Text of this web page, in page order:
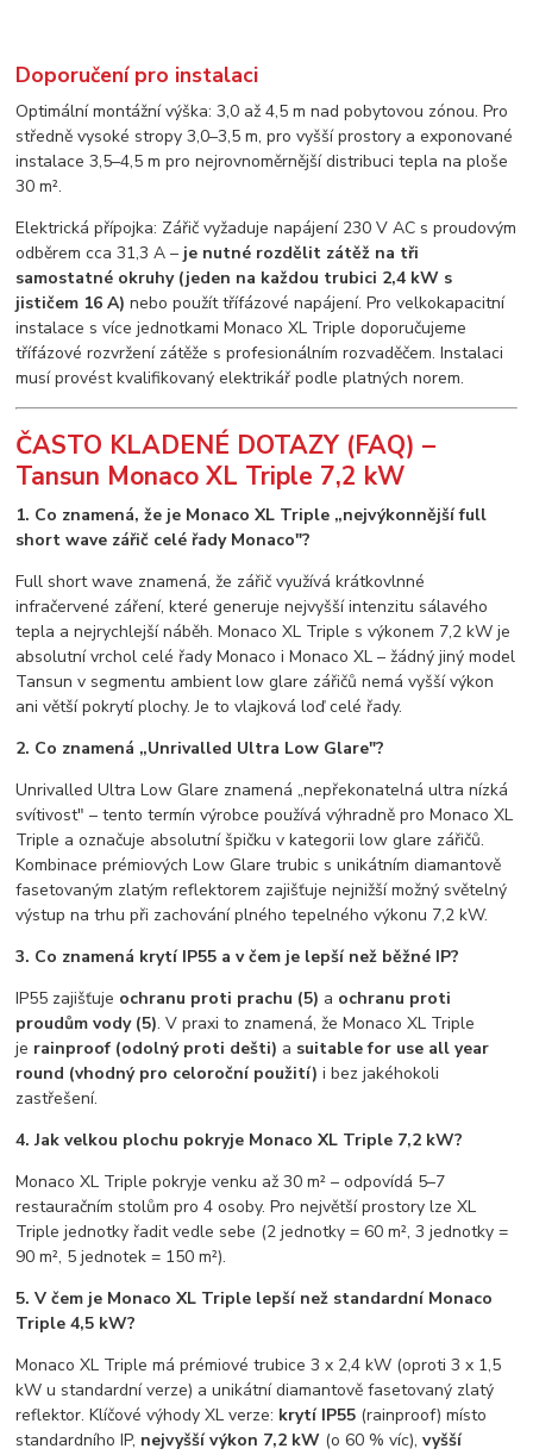
Doporučení pro instalaci
Optimální montážní výška: 3,0 až 4,5 m nad pobytovou zónou. Pro
středně vysoké stropy 3,0–3,5 m, pro vyšší prostory a exponované
instalace 3,5–4,5 m pro nejrovnoměrnější distribuci tepla na ploše
30 m².
Elektrická přípojka: Zářič vyžaduje napájení 230 V AC s proudovým
odběrem cca 31,3 A – je nutné rozdělit zátěž na tři
samostatné okruhy (jeden na každou trubici 2,4 kW s
jističem 16 A) nebo použít třífázové napájení. Pro velkokapacitní
instalace s více jednotkami Monaco XL Triple doporučujeme
třífázové rozvržení zátěže s profesionálním rozvaděčem. Instalaci
musí provést kvalifikovaný elektrikář podle platných norem.
ČASTO KLADENÉ DOTAZY (FAQ) –
Tansun Monaco XL Triple 7,2 kW
1. Co znamená, že je Monaco XL Triple „nejvýkonnější full
short wave zářič celé řady Monaco"?
Full short wave znamená, že zářič využívá krátkovlnné
infračervené záření, které generuje nejvyšší intenzitu sálavého
tepla a nejrychlejší náběh. Monaco XL Triple s výkonem 7,2 kW je
absolutní vrchol celé řady Monaco i Monaco XL – žádný jiný model
Tansun v segmentu ambient low glare zářičů nemá vyšší výkon
ani větší pokrytí plochy. Je to vlajková loď celé řady.
2. Co znamená „Unrivalled Ultra Low Glare"?
Unrivalled Ultra Low Glare znamená „nepřekonatelná ultra nízká
svítivost" – tento termín výrobce používá výhradně pro Monaco XL
Triple a označuje absolutní špičku v kategorii low glare zářičů.
Kombinace prémiových Low Glare trubic s unikátním diamantově
fasetovaným zlatým reflektorem zajišťuje nejnižší možný světelný
výstup na trhu při zachování plného tepelného výkonu 7,2 kW.
3. Co znamená krytí IP55 a v čem je lepší než běžné IP?
IP55 zajišťuje ochranu proti prachu (5) a ochranu proti
proudům vody (5). V praxi to znamená, že Monaco XL Triple
je rainproof (odolný proti dešti) a suitable for use all year
round (vhodný pro celoroční použití) i bez jakéhokoli
zastřešení.
4. Jak velkou plochu pokryje Monaco XL Triple 7,2 kW?
Monaco XL Triple pokryje venku až 30 m² – odpovídá 5–7
restauračním stolům pro 4 osoby. Pro největší prostory lze XL
Triple jednotky řadit vedle sebe (2 jednotky = 60 m², 3 jednotky =
90 m², 5 jednotek = 150 m²).
5. V čem je Monaco XL Triple lepší než standardní Monaco
Triple 4,5 kW?
Monaco XL Triple má prémiové trubice 3 x 2,4 kW (oproti 3 x 1,5
kW u standardní verze) a unikátní diamantově fasetovaný zlatý
reflektor. Klíčové výhody XL verze: krytí IP55 (rainproof) místo
standardního IP, nejvyšší výkon 7,2 kW (o 60 % víc),vyšší